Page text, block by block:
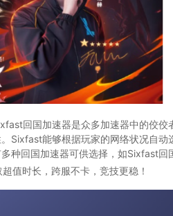
回国加速器是众多加速器中的佼佼
Sixfast能够根据玩家的网络状况自动
种回国加速器可供选择，如Sixfast回
超值时长，跨服不卡，竞技更稳！